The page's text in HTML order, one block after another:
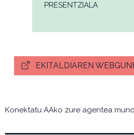
PRESENTZIALA
EKITALDIAREN
Konektatu AAko zure agentea